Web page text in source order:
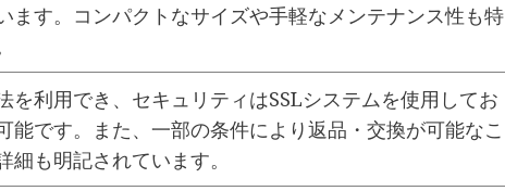
ます。コンパクトなサイズや手軽なメンテナンス性も特
を利用でき、セキュリティはSSLシステムを使用してお
能です。また、一部の条件により返品・交換が可能なこ
細も明記されています。